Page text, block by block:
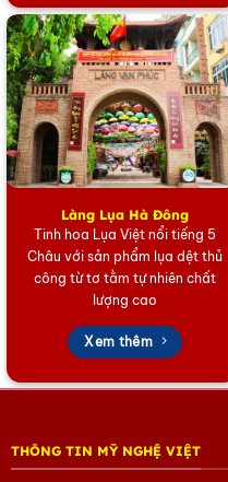
Làng Lụa Hà Đông
Tinh hoa Lụa Việt nổi tiếng 5
Châu với sản phẩm lụa dệt thủ
công từ tơ tằm tự nhiên chất
lượng cao
Xem thêm
THÔNG TIN MỸ NGHỆ VIỆT